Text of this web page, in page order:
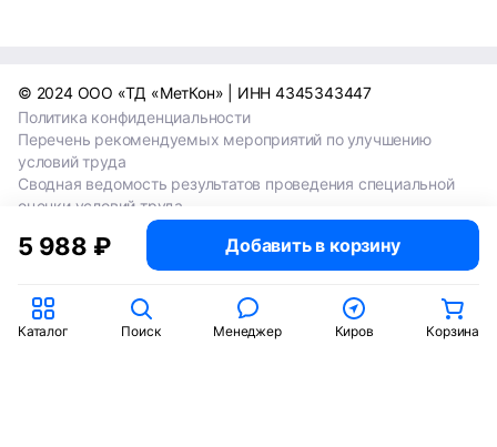
5 988 ₽ Добавить в корзину
© 2024 ООО «ТД «МетКон» | ИНН 4345343447
Политика конфиденциальности
Перечень рекомендуемых мероприятий по улучшению
условий труда
Сводная ведомость результатов проведения специальной
оценки условий труда
Сводная ведомость результатов проведения специальной
оценки условий труда 2024
Сводная ведомость результатов проведения специальной
оценки условий труда 2025
Каталог Поиск Менеджер Киров Корзина